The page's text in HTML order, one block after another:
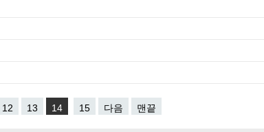
12 13 14 15 다음 맨끝